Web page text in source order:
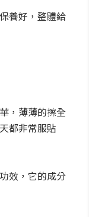
養好，整體給
，薄薄的擦全
都非常服貼
效，它的成分